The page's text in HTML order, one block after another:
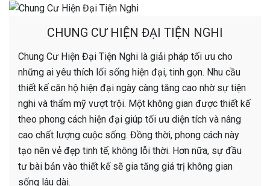
CHUNG CƯ HIỆN ĐẠI TIỆN NGHI
Chung Cư Hiện Đại Tiện Nghi là giải pháp tối ưu cho
những ai yêu thích lối sống hiện đại, tinh gọn. Nhu cầu
thiết kế căn hộ hiện đại ngày càng tăng cao nhờ sự tiện
nghi và thẩm mỹ vượt trội. Một không gian được thiết kế
theo phong cách hiện đại giúp tối ưu diện tích và nâng
cao chất lượng cuộc sống. Đồng thời, phong cách này
tạo nên vẻ đẹp tinh tế, không lỗi thời. Hơn nữa, sự đầu
tư bài bản vào thiết kế sẽ gia tăng giá trị không gian
sống lâu dài.